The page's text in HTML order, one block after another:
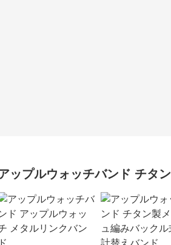
ップルウォッチバンド チタン